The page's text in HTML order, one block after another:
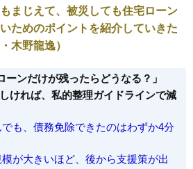
まじえて、被災しても住宅ローン
ためのポイントを紹介していきた
木野龍逸）
ンだけが残ったらどうなる？」
ければ、私的整理ガイドラインで減
でも、債務免除できたのはわずか4分
模が大きいほど、後から支援策が出